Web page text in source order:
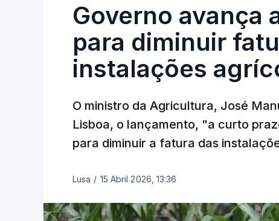
Governo avança
para diminuir
instalações
O ministro da Agricultura, José
Lisboa, o lançamento, "a curto
para diminuir a fatura das
Lusa / 15 Abril 2026, 13:36